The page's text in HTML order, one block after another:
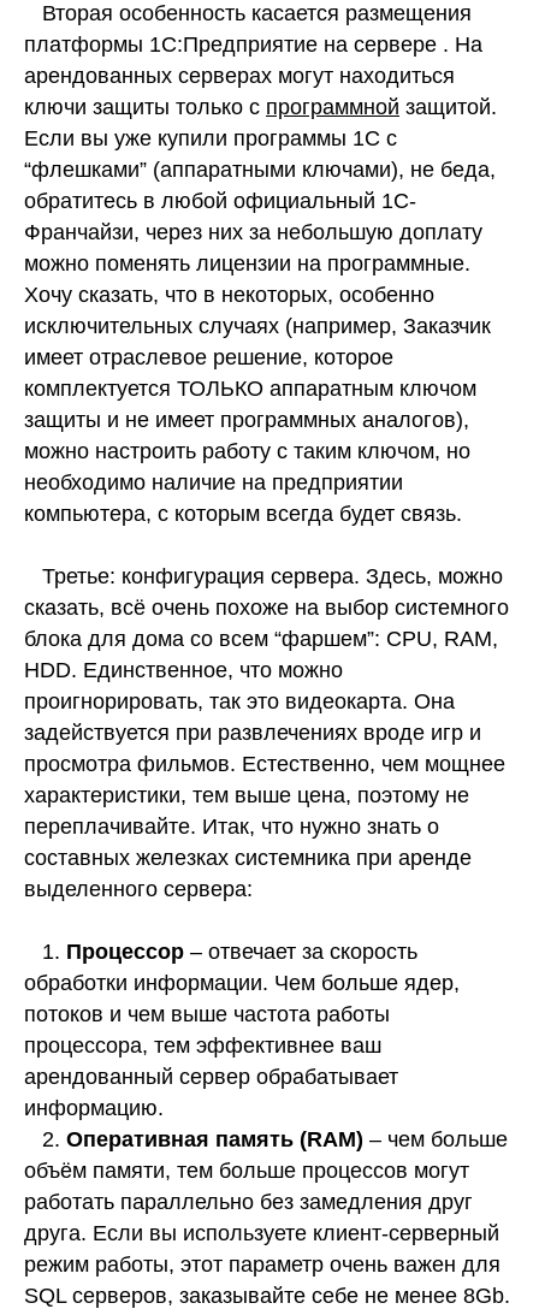
Вторая особенность касается размещения
платформы 1С:Предприятие на сервере . На
арендованных серверах могут находиться
ключи защиты только с программной защитой.
Если вы уже купили программы 1С с
“флешками” (аппаратными ключами), не беда,
обратитесь в любой официальный 1С-
Франчайзи, через них за небольшую доплату
можно поменять лицензии на программные.
Хочу сказать, что в некоторых, особенно
исключительных случаях (например, Заказчик
имеет отраслевое решение, которое
комплектуется ТОЛЬКО аппаратным ключом
защиты и не имеет программных аналогов),
можно настроить работу с таким ключом, но
необходимо наличие на предприятии
компьютера, с которым всегда будет связь.
Третье: конфигурация сервера. Здесь, можно
сказать, всё очень похоже на выбор системного
блока для дома со всем “фаршем”: CPU, RAM,
HDD. Единственное, что можно
проигнорировать, так это видеокарта. Она
задействуется при развлечениях вроде игр и
просмотра фильмов. Естественно, чем мощнее
характеристики, тем выше цена, поэтому не
переплачивайте. Итак, что нужно знать о
составных железках системника при аренде
выделенного сервера:
1. Процессор – отвечает за скорость
обработки информации. Чем больше ядер,
потоков и чем выше частота работы
процессора, тем эффективнее ваш
арендованный сервер обрабатывает
информацию.
2. Оперативная память (RAM) – чем больше
объём памяти, тем больше процессов могут
работать параллельно без замедления друг
друга. Если вы используете клиент-серверный
режим работы, этот параметр очень важен для
SQL серверов, заказывайте себе не менее 8Gb.